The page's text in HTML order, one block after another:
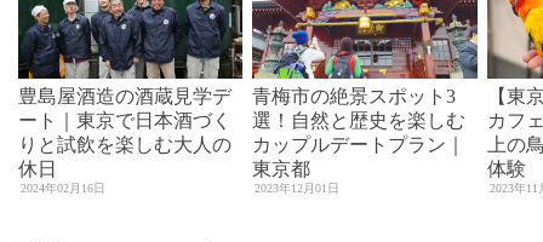
豊島屋酒造の酒蔵見学デ
ート｜東京で日本酒づく
りと試飲を楽しむ大人の
休日
2024年02月16日
青梅市の絶景スポット3
選！自然と歴史を楽しむ
カップルデートプラン｜
東京都
2023年12月01日
【東
カフ
上の
体験
2023年11